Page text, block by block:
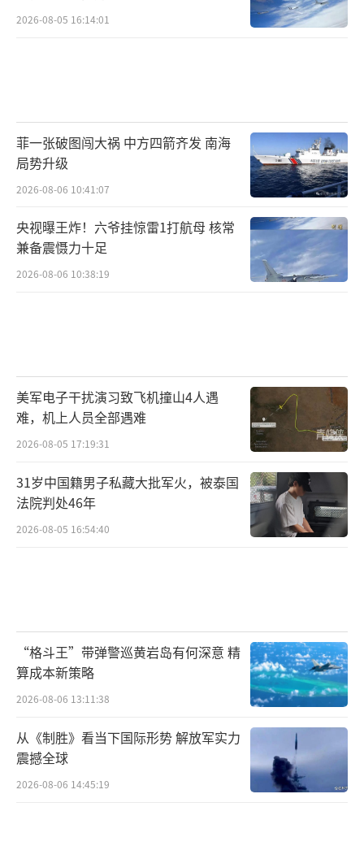
2026-08-05 16:14:01
菲一张破图闯大祸 中方四箭齐发 南海
局势升级
2026-08-06 10:41:07
央视曝王炸！六爷挂惊雷1打航母 核常
兼备震慑力十足
2026-08-06 10:38:19
美军电子干扰演习致飞机撞山4人遇
难，机上人员全部遇难
2026-08-05 17:19:31
31岁中国籍男子私藏大批军火，被泰国
法院判处46年
2026-08-05 16:54:40
“格斗王”带弹警巡黄岩岛有何深意 精
算成本新策略
2026-08-06 13:11:38
从《制胜》看当下国际形势 解放军实力
震撼全球
2026-08-06 14:45:19